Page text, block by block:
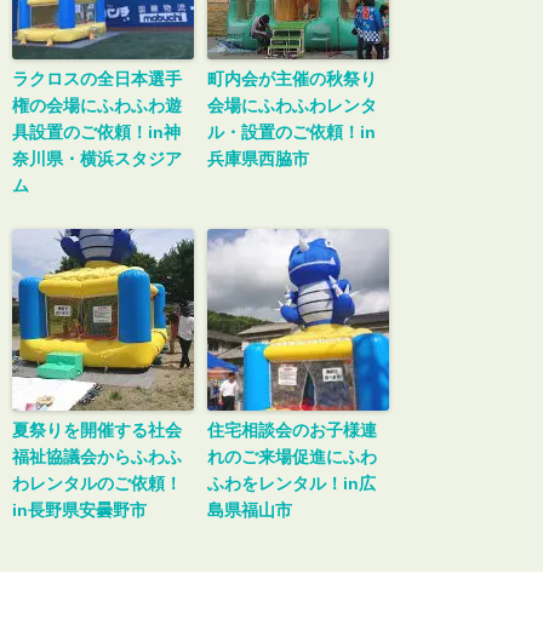
ラクロスの全日本選手
権の会場にふわふわ遊
具設置のご依頼！in神
奈川県・横浜スタジア
ム
町内会が主催の秋祭り
会場にふわふわレンタ
ル・設置のご依頼！in
兵庫県西脇市
夏祭りを開催する社会
福祉協議会からふわふ
わレンタルのご依頼！
in長野県安曇野市
住宅相談会のお子様連
れのご来場促進にふわ
ふわをレンタル！in広
島県福山市